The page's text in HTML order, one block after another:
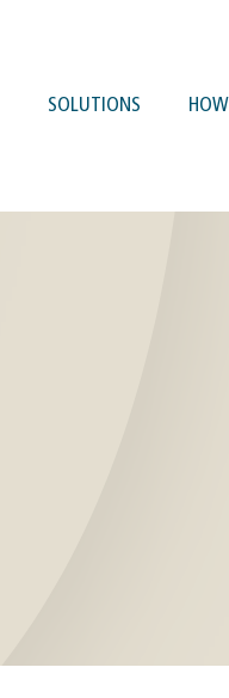
SOLUTIONS